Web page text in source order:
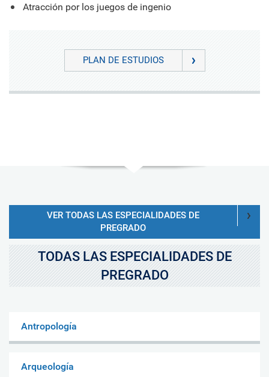
Atracción por los juegos de ingenio
PLAN DE ESTUDIOS
VER TODAS LAS ESPECIALIDADES DE
PREGRADO
TODAS LAS ESPECIALIDADES DE
PREGRADO
Antropología
Arqueología